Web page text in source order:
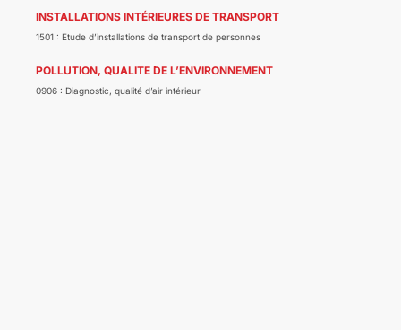
INSTALLATIONS INTÉRIEURES DE TRANSPORT
1501 : Etude d’installations de transport de personnes
POLLUTION, QUALITE DE L’ENVIRONNEMENT
0906 : Diagnostic, qualité d’air intérieur